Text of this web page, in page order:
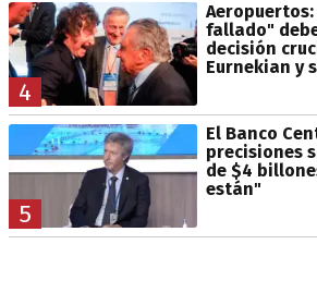
4
fallado"
decisión
Eurnekian y
5
El Banco
precisiones
de $4
están"